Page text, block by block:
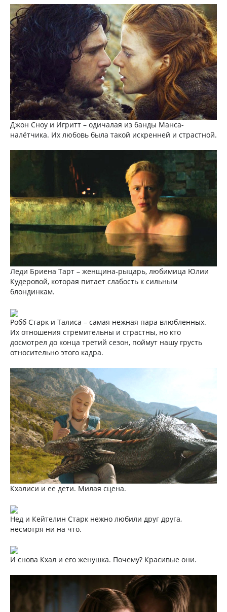
Джон Сноу и Игритт – одичалая из банды Манса-
налётчика. Их любовь была такой искренней и страстной.
Леди Бриена Тарт – женщина-рыцарь, любимица Юлии
Кудеровой, которая питает слабость к сильным
блондинкам.
Робб Старк и Талиса – самая нежная пара влюбленных.
Их отношения стремительны и страстны, но кто
досмотрел до конца третий сезон, поймут нашу грусть
относительно этого кадра.
Кхалиси и ее дети. Милая сцена.
Нед и Кейтелин Старк нежно любили друг друга,
несмотря ни на что.
И снова Кхал и его женушка. Почему? Красивые они.